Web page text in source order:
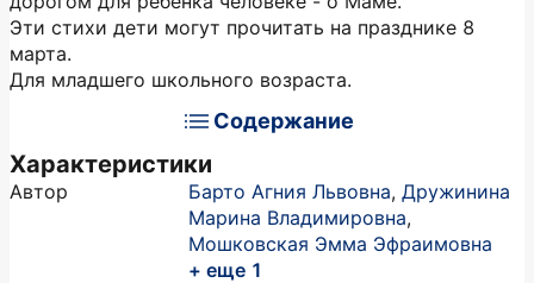
Эти стихи дети могут прочитать на празднике 8
марта.
Для младшего школьного возраста.
Содержание
Характеристики
Автор Барто Агния Львовна, Дружинина
Марина Владимировна,
Мошковская Эмма Эфраимовна
+ еще 1